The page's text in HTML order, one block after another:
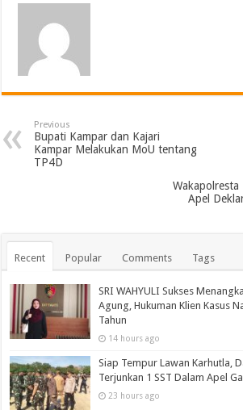
Previous
Bupati Kampar dan Kajari
Kampar Melakukan MoU tentang
TP4D
Wakapolresta
Apel
Recent Popular Comments Tags
SRI WAHYULI Sukses
Agung, Hukuman Klien Kasus
Tahun
14 hours ago
Siap Tempur Lawan Karhutla,
Terjunkan 1 SST Dalam Apel
23 hours ago